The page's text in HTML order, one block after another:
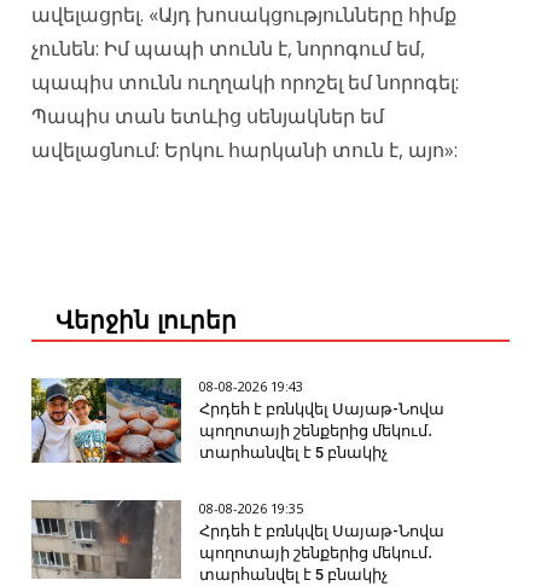
ավելացրել. «Այդ խոսակցությունները հիմք
չունեն: Իմ պապի տունն է, նորոգում եմ,
պապիս տունն ուղղակի որոշել եմ նորոգել:
Պապիս տան ետևից սենյակներ եմ
ավելացնում: Երկու հարկանի տուն է, այո»:
Վերջին լուրեր
08-08-2026 19:43
Հրդեհ է բռնկվել Սայաթ-Նովա
պողոտայի շենքերից մեկում․
տարհանվել է 5 բնակիչ
08-08-2026 19:35
Հրդեհ է բռնկվել Սայաթ-Նովա
պողոտայի շենքերից մեկում․
տարհանվել է 5 բնակիչ